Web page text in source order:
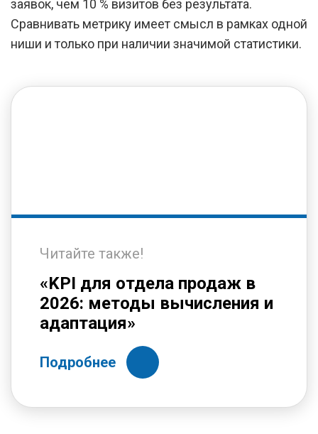
заявок, чем 10 % визитов без результата.
Сравнивать метрику имеет смысл в рамках одной
ниши и только при наличии значимой статистики.
Читайте также!
«KPI для отдела продаж в
2026: методы вычисления и
адаптация»
Подробнее